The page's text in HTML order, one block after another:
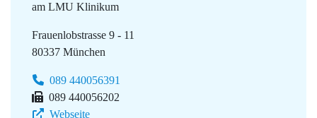
am LMU Klinikum
Frauenlobstrasse 9 - 11
80337 München
089 440056391
089 440056202
Webseite